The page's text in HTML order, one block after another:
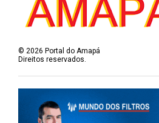
©2026 Portal do Amapá
Direitos reservados.